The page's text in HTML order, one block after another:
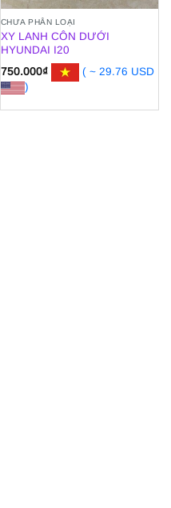
CHƯA PHÂN LOẠI
XY LANH CÔN DƯỚI
HYUNDAI I20
750.000₫
( ~ 29.76 USD
)